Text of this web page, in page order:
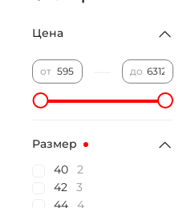
Цена
от до
Размер
40
2
42
3
44
4